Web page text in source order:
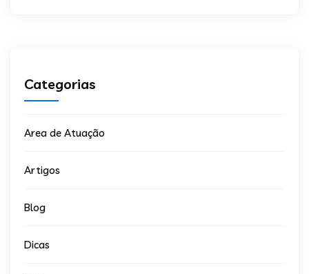
Categorias
Area de Atuação
Artigos
Blog
Dicas